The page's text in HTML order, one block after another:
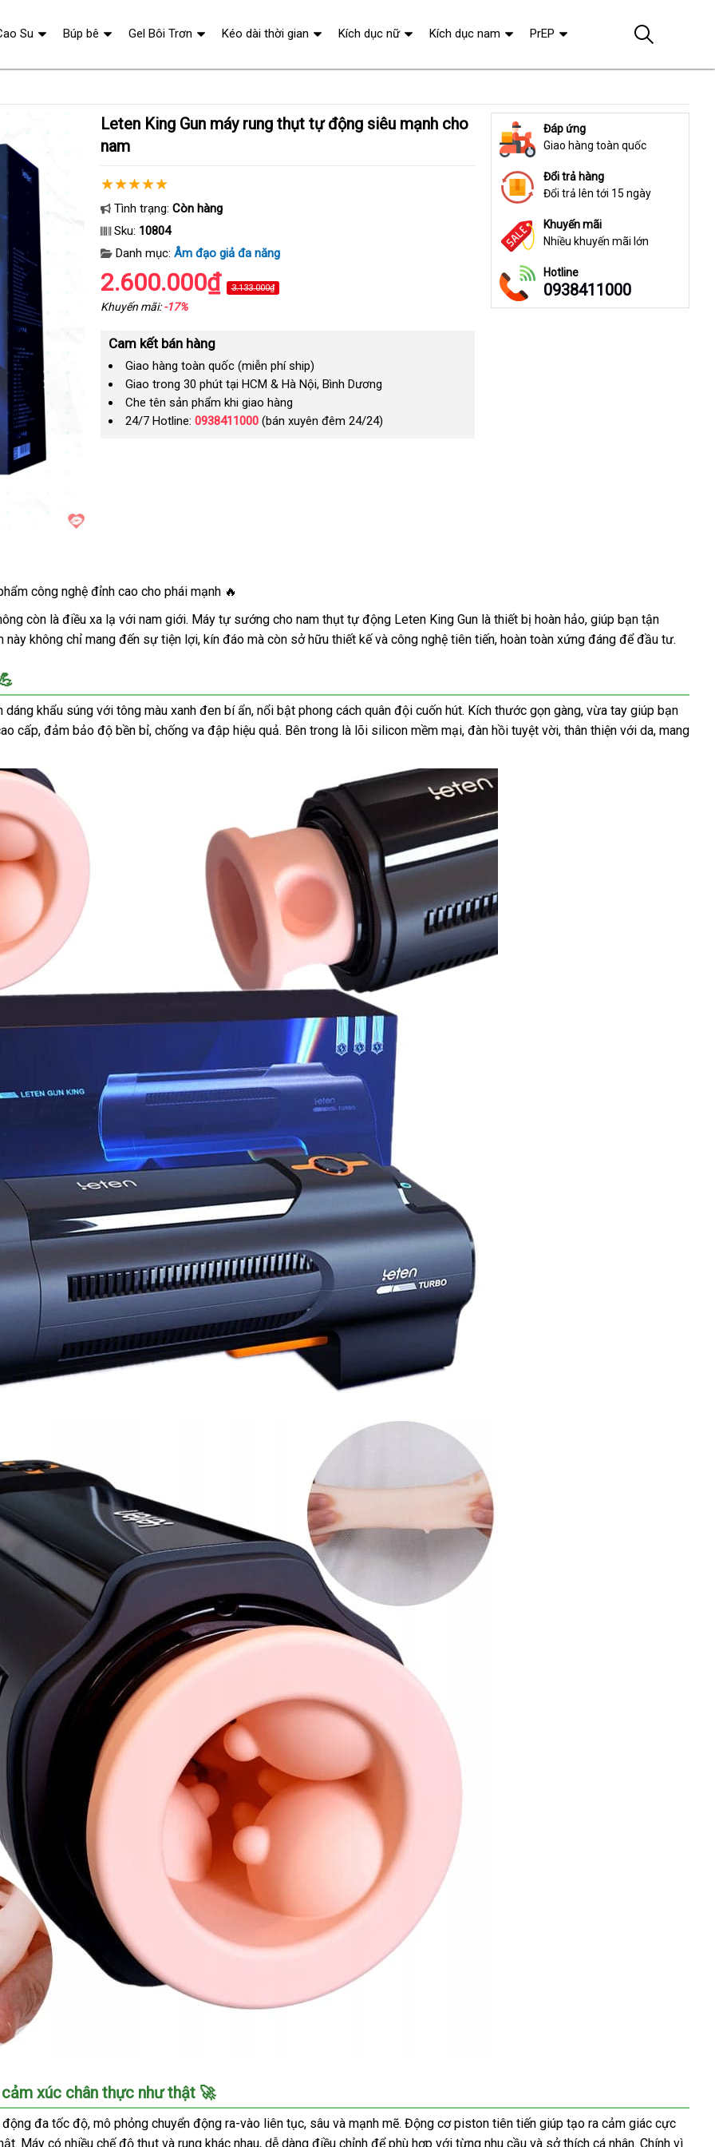
Leten King Gun máy rung thụt tự động siêu mạnh cho
nam
Tình trạng: Còn hàng
Sku: 10804
Danh mục: Âm đạo giả đa năng
2.600.000₫ 3.133.000₫
Khuyến mãi:-17%
Cam kết bán hàng
Giao hàng toàn quốc (miễn phí ship)
Giao trong 30 phút tại HCM & Hà Nội, Bình Dương
Che tên sản phẩm khi giao hàng
24/7 Hotline: 0938411000(bán xuyên đêm 24/24)
Đáp ứng
Giao hàng toàn quốc
Đổi trả hàng
Đổi trả lên tới 15 ngày
Khuyến mãi
Nhiều khuyến mãi lớn
Hotline
0938411000
công nghệ đỉnh cao cho phái mạnh 🔥
còn là điều xa lạ với nam giới. Máy tự sướng cho nam thụt tự động Leten King Gun là thiết bị hoàn hảo, giúp bạn tận
không chỉ mang đến sự tiện lợi, kín đáo mà còn sở hữu thiết kế và công nghệ tiên tiến, hoàn toàn xứng đáng để đầu tư.
khẩu súng với tông màu xanh đen bí ẩn, nổi bật phong cách quân đội cuốn hút. Kích thước gọn gàng, vừa tay giúp bạn
cấp, đảm bảo độ bền bỉ, chống va đập hiệu quả. Bên trong là lõi silicon mềm mại, đàn hồi tuyệt vời, thân thiện với da, mang
xúc chân thực như thật 🚀
đa tốc độ, mô phỏng chuyển động ra-vào liên tục, sâu và mạnh mẽ. Động cơ piston tiên tiến giúp tạo ra cảm giác cực
Máy có nhiều chế độ thụt và rung khác nhau, dễ dàng điều chỉnh để phù hợp với từng nhu cầu và sở thích cá nhân. Chính vì
Su Búp bê Gel Bôi Trơn Kéo dài thời gian Kích dục nữ Kích dục nam PrEP